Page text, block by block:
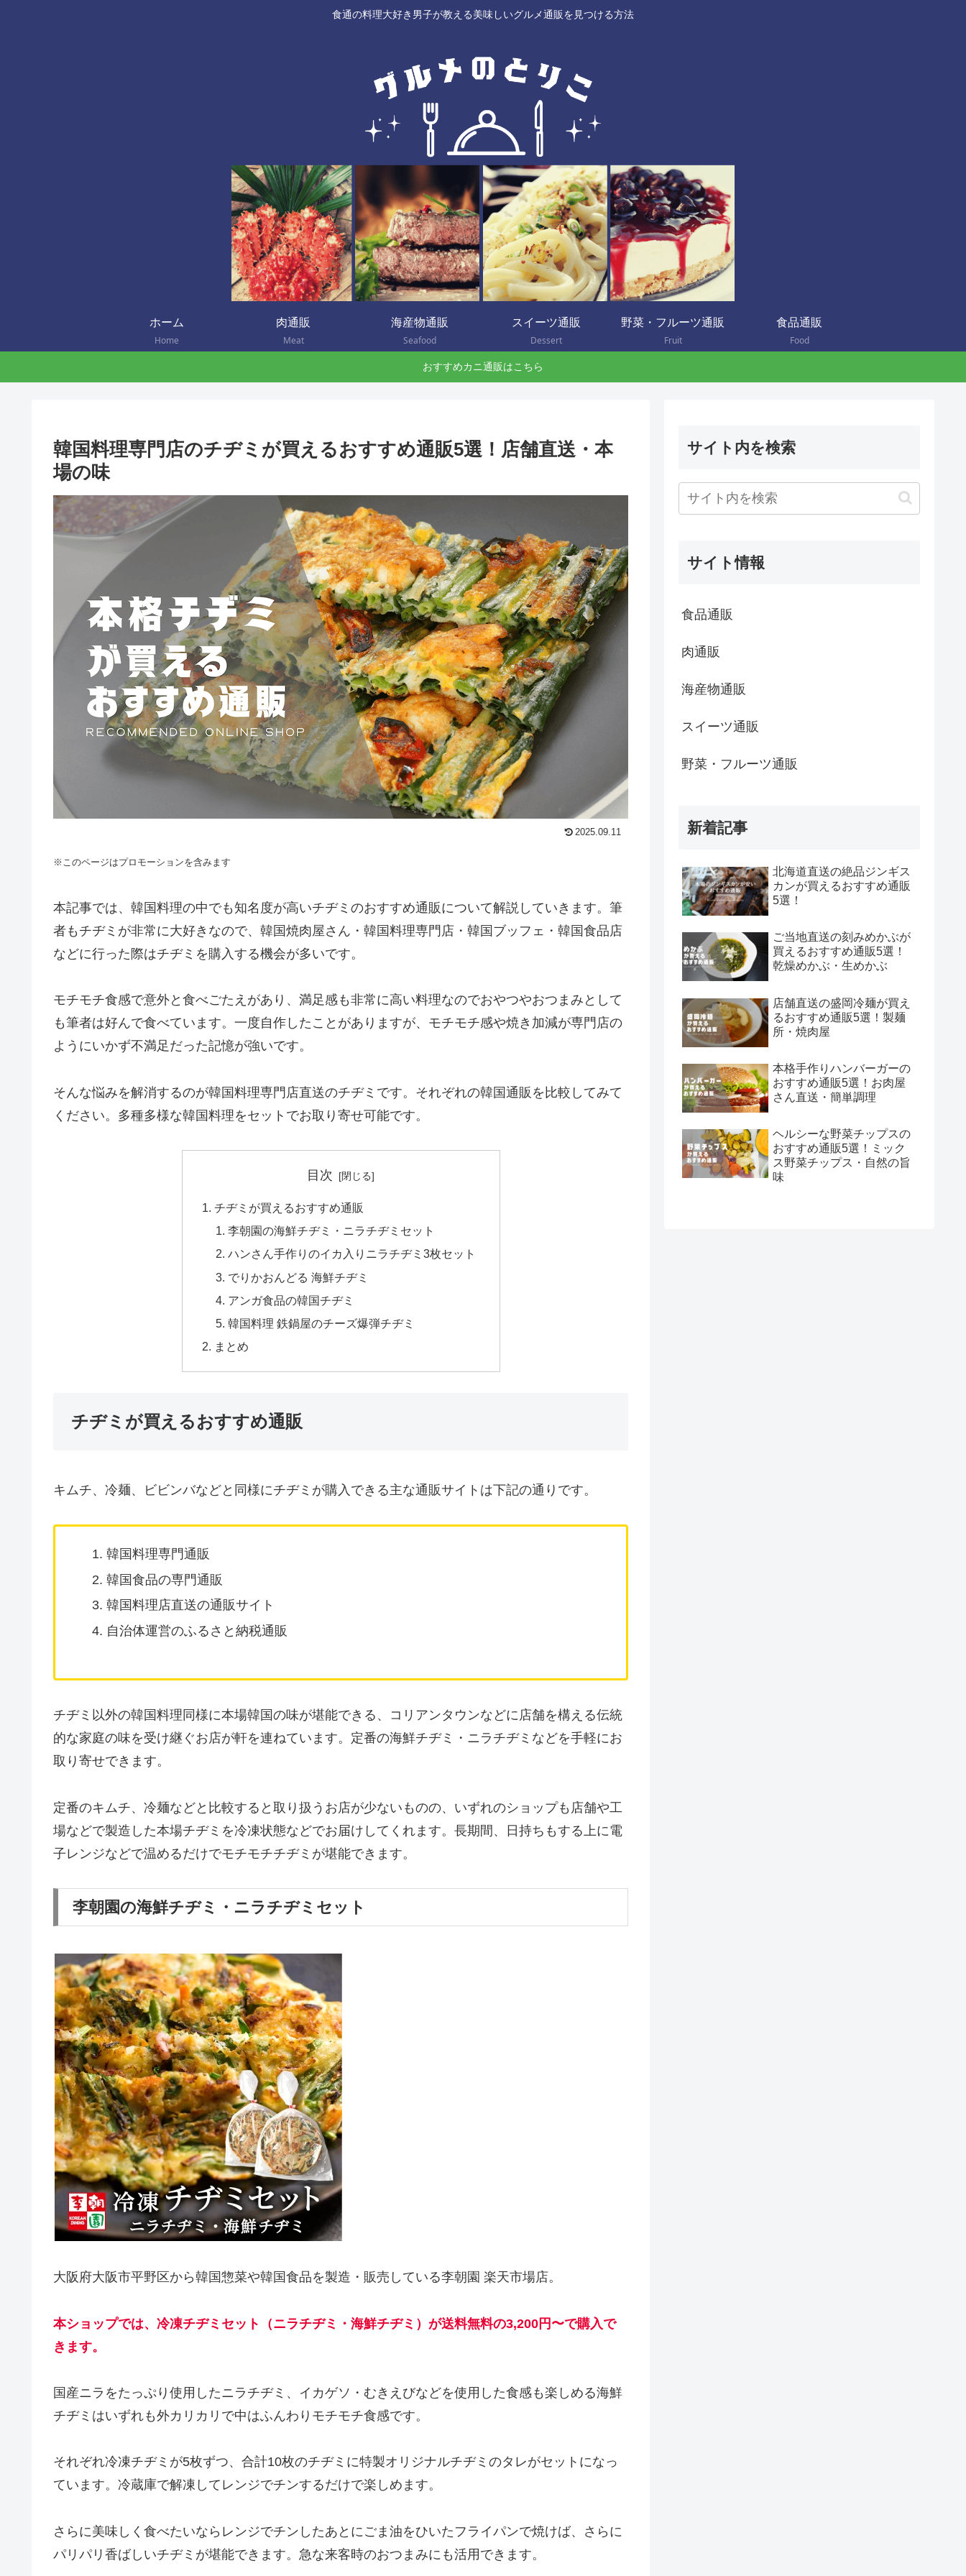
食通の料理大好き男子が教える美味しいグルメ通販を見つける方法
ホーム
Home
肉通販
Meat
海産物通販
Seafood
スイーツ通販
Dessert
野菜・フルーツ通販
Fruit
食品通販
Food
おすすめカニ通販はこちら
韓国料理専門店のチヂミが買えるおすすめ通販5選！店舗直送・本
場の味
2025.09.11
※このページはプロモーションを含みます
本記事では、韓国料理の中でも知名度が高いチヂミのおすすめ通販について解説していきます。筆
者もチヂミが非常に大好きなので、韓国焼肉屋さん・韓国料理専門店・韓国ブッフェ・韓国食品店
などに行った際はチヂミを購入する機会が多いです。
モチモチ食感で意外と食べごたえがあり、満足感も非常に高い料理なのでおやつやおつまみとして
も筆者は好んで食べています。一度自作したことがありますが、モチモチ感や焼き加減が専門店の
ようにいかず不満足だった記憶が強いです。
そんな悩みを解消するのが韓国料理専門店直送のチヂミです。それぞれの韓国通販を比較してみて
ください。多種多様な韓国料理をセットでお取り寄せ可能です。
目次
チヂミが買えるおすすめ通販
李朝園の海鮮チヂミ・ニラチヂミセット
ハンさん手作りのイカ入りニラチヂミ3枚セット
でりかおんどる 海鮮チヂミ
アンガ食品の韓国チヂミ
韓国料理 鉄鍋屋のチーズ爆弾チヂミ
まとめ
チヂミが買えるおすすめ通販
キムチ、冷麺、ビビンバなどと同様にチヂミが購入できる主な通販サイトは下記の通りです。
韓国料理専門通販
韓国食品の専門通販
韓国料理店直送の通販サイト
自治体運営のふるさと納税通販
チヂミ以外の韓国料理同様に本場韓国の味が堪能できる、コリアンタウンなどに店舗を構える伝統
的な家庭の味を受け継ぐお店が軒を連ねています。定番の海鮮チヂミ・ニラチヂミなどを手軽にお
取り寄せできます。
定番のキムチ、冷麺などと比較すると取り扱うお店が少ないものの、いずれのショップも店舗や工
場などで製造した本場チヂミを冷凍状態などでお届けしてくれます。長期間、日持ちもする上に電
子レンジなどで温めるだけでモチモチチヂミが堪能できます。
李朝園の海鮮チヂミ・ニラチヂミセット
大阪府大阪市平野区から韓国惣菜や韓国食品を製造・販売している李朝園 楽天市場店。
本ショップでは、冷凍チヂミセット（ニラチヂミ・海鮮チヂミ）が送料無料の3,200円〜で購入で
きます。
国産ニラをたっぷり使用したニラチヂミ、イカゲソ・むきえびなどを使用した食感も楽しめる海鮮
チヂミはいずれも外カリカリで中はふんわりモチモチ食感です。
それぞれ冷凍チヂミが5枚ずつ、合計10枚のチヂミに特製オリジナルチヂミのタレがセットになっ
ています。冷蔵庫で解凍してレンジでチンするだけで楽しめます。
さらに美味しく食べたいならレンジでチンしたあとにごま油をひいたフライパンで焼けば、さらに
パリパリ香ばしいチヂミが堪能できます。急な来客時のおつまみにも活用できます。
サイト内を検索
サイト情報
食品通販
肉通販
海産物通販
スイーツ通販
野菜・フルーツ通販
新着記事
北海道直送の絶品ジンギス
カンが買えるおすすめ通販
5選！
ご当地直送の刻みめかぶが
買えるおすすめ通販5選！
乾燥めかぶ・生めかぶ
店舗直送の盛岡冷麺が買え
るおすすめ通販5選！製麺
所・焼肉屋
本格手作りハンバーガーの
おすすめ通販5選！お肉屋
さん直送・簡単調理
ヘルシーな野菜チップスの
おすすめ通販5選！ミック
ス野菜チップス・自然の旨
味